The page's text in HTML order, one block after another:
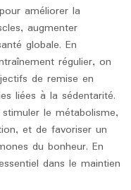
améliorer la
augmenter
globale. En
régulier, on
de remise en
liées à la sédentarité.
le métabolisme,
et de favoriser un
du bonheur. En
dans le maintien